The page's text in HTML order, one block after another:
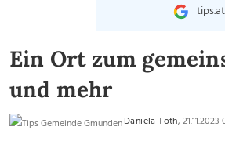
Ein Ort zum
und mehr
Daniela Toth, 21.11.2023